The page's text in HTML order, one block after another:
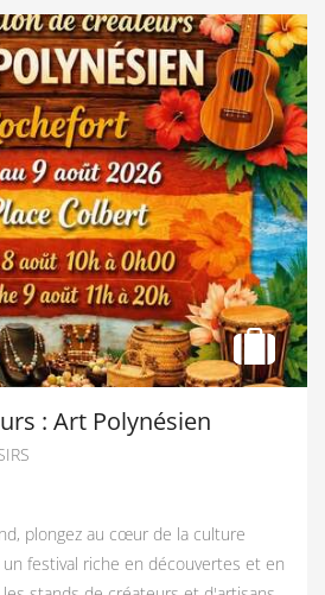
: Art Polynésien
plongez au cœur de la culture
festival riche en découvertes et en